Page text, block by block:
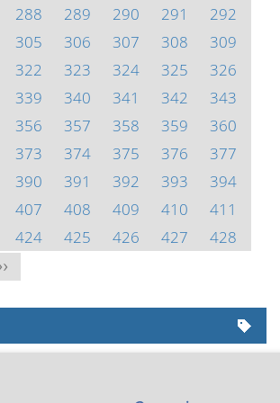
288 289 290 291
292
305 306 307 308
309
322 323 324 325
326
339 340 341 342
343
356 357 358 359
360
373 374 375 376
377
390 391 392 393
394
407 408 409 410
411
424 425 426 427
428